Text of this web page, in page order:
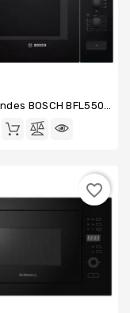
favorite_border